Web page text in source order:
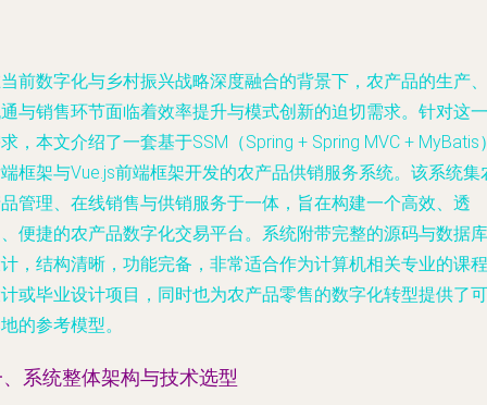
前数字化与乡村振兴战略深度融合的背景下，农产品的生产、
与销售环节面临着效率提升与模式创新的迫切需求。针对这一
，本文介绍了一套基于SSM（Spring + Spring MVC + MyBatis
框架与Vue.js前端框架开发的农产品供销服务系统。该系统集
管理、在线销售与供销服务于一体，旨在构建一个高效、透
便捷的农产品数字化交易平台。系统附带完整的源码与数据库
，结构清晰，功能完备，非常适合作为计算机相关专业的课程
或毕业设计项目，同时也为农产品零售的数字化转型提供了可
的参考模型。
系统整体架构与技术选型